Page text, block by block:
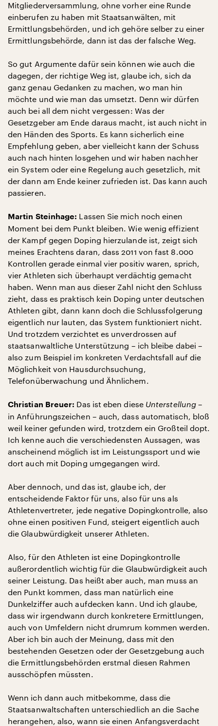
Mitgliederversammlung, ohne vorher eine Runde
einberufen zu haben mit Staatsanwälten, mit
Ermittlungsbehörden, und ich gehöre selber zu einer
Ermittlungsbehörde, dann ist das der falsche Weg.
So gut Argumente dafür sein können wie auch die
dagegen, der richtige Weg ist, glaube ich, sich da
ganz genau Gedanken zu machen, wo man hin
möchte und wie man das umsetzt. Denn wir dürfen
auch bei all dem nicht vergessen: Was der
Gesetzgeber am Ende daraus macht, ist auch nicht in
den Händen des Sports. Es kann sicherlich eine
Empfehlung geben, aber vielleicht kann der Schuss
auch nach hinten losgehen und wir haben nachher
ein System oder eine Regelung auch gesetzlich, mit
der dann am Ende keiner zufrieden ist. Das kann auch
passieren.
Martin Steinhage: Lassen Sie mich noch einen
Moment bei dem Punkt bleiben. Wie wenig effizient
der Kampf gegen Doping hierzulande ist, zeigt sich
meines Erachtens daran, dass 2011 von fast 8.000
Kontrollen gerade einmal vier positiv waren, sprich,
vier Athleten sich überhaupt verdächtig gemacht
haben. Wenn man aus dieser Zahl nicht den Schluss
zieht, dass es praktisch kein Doping unter deutschen
Athleten gibt, dann kann doch die Schlussfolgerung
eigentlich nur lauten, das System funktioniert nicht.
Und trotzdem verzichtet es unverdrossen auf
staatsanwaltliche Unterstützung – ich bleibe dabei –
also zum Beispiel im konkreten Verdachtsfall auf die
Möglichkeit von Hausdurchsuchung,
Telefonüberwachung und Ähnlichem.
Christian Breuer: Das ist eben diese Unterstellung –
in Anführungszeichen – auch, dass automatisch, bloß
weil keiner gefunden wird, trotzdem ein Großteil dopt.
Ich kenne auch die verschiedensten Aussagen, was
anscheinend möglich ist im Leistungssport und wie
dort auch mit Doping umgegangen wird.
Aber dennoch, und das ist, glaube ich, der
entscheidende Faktor für uns, also für uns als
Athletenvertreter, jede negative Dopingkontrolle, also
ohne einen positiven Fund, steigert eigentlich auch
die Glaubwürdigkeit unserer Athleten.
Also, für den Athleten ist eine Dopingkontrolle
außerordentlich wichtig für die Glaubwürdigkeit auch
seiner Leistung. Das heißt aber auch, man muss an
den Punkt kommen, dass man natürlich eine
Dunkelziffer auch aufdecken kann. Und ich glaube,
dass wir irgendwann durch konkretere Ermittlungen,
auch von Umfeldern nicht drumrum kommen werden.
Aber ich bin auch der Meinung, dass mit den
bestehenden Gesetzen oder der Gesetzgebung auch
die Ermittlungsbehörden erstmal diesen Rahmen
ausschöpfen müssten.
Wenn ich dann auch mitbekomme, dass die
Staatsanwaltschaften unterschiedlich an die Sache
herangehen, also, wann sie einen Anfangsverdacht